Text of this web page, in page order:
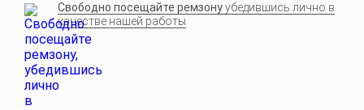
Свободно посещайте ремзонуубедившись лично в
качестве нашей работы